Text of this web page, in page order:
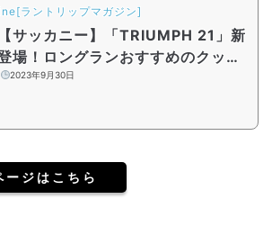
ラントリップマガジン]
【サッカニー】「TRIUMPH 21」新
場！ロングランおすすめのクッシ
ョニングモデルを徹底解説
2023年9月30日
ージはこちら